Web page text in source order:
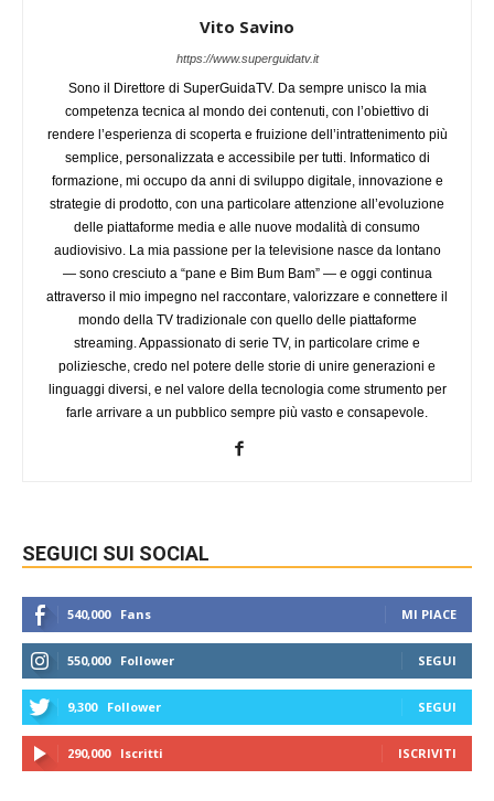
Vito Savino
https://www.superguidatv.it
Sono il Direttore di SuperGuidaTV. Da sempre unisco la mia
competenza tecnica al mondo dei contenuti, con l’obiettivo di
rendere l’esperienza di scoperta e fruizione dell’intrattenimento più
semplice, personalizzata e accessibile per tutti. Informatico di
formazione, mi occupo da anni di sviluppo digitale, innovazione e
strategie di prodotto, con una particolare attenzione all’evoluzione
delle piattaforme media e alle nuove modalità di consumo
audiovisivo. La mia passione per la televisione nasce da lontano
— sono cresciuto a “pane e Bim Bum Bam” — e oggi continua
attraverso il mio impegno nel raccontare, valorizzare e connettere il
mondo della TV tradizionale con quello delle piattaforme
streaming. Appassionato di serie TV, in particolare crime e
poliziesche, credo nel potere delle storie di unire generazioni e
linguaggi diversi, e nel valore della tecnologia come strumento per
farle arrivare a un pubblico sempre più vasto e consapevole.
SEGUICI SUI SOCIAL
540,000 Fans MI PIACE
550,000 Follower SEGUI
9,300 Follower SEGUI
290,000 Iscritti ISCRIVITI